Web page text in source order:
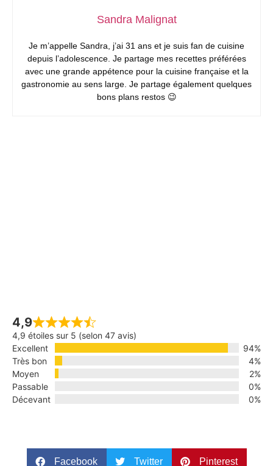
Sandra Malignat
Je m’appelle Sandra, j’ai 31 ans et je suis fan de cuisine
depuis l’adolescence. Je partage mes recettes préférées
avec une grande appétence pour la cuisine française et la
gastronomie au sens large. Je partage également quelques
bons plans restos 😉
4,9
4,9 étoiles sur 5 (selon 47 avis)
Excellent
94%
Très bon
4%
Moyen
2%
Passable
0%
Décevant
0%
Facebook Twitter Pinterest